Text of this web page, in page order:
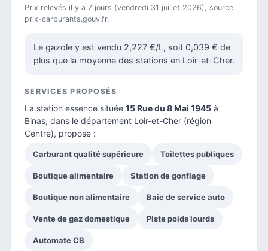
Prix relevés il y a 7 jours (vendredi 31 juillet 2026), source
prix-carburants.gouv.fr.
Le gazole y est vendu 2,227 €/L, soit 0,039 € de
plus que la moyenne des stations en Loir-et-Cher.
SERVICES PROPOSÉS
La station essence située 15 Rue du 8 Mai 1945 à
Binas, dans le département Loir-et-Cher (région
Centre), propose :
Carburant qualité supérieure Toilettes publiques
Boutique alimentaire Station de gonflage
Boutique non alimentaire Baie de service auto
Vente de gaz domestique Piste poids lourds
Automate CB